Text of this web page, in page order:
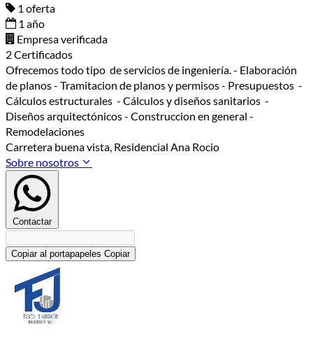
1 oferta
1 año
Empresa verificada
2 Certificados
Ofrecemos todo tipo de servicios de ingeniería. - Elaboración
de planos - Tramitacion de planos y permisos - Presupuestos -
Cálculos estructurales - Cálculos y diseños sanitarios -
Diseños arquitectónicos - Construccion en general -
Remodelaciones
Carretera buena vista, Residencial Ana Rocio
Sobre nosotros
Contactar
Copiar al portapapeles Copiar